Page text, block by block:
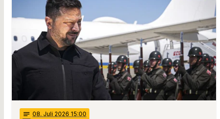
notes 08. Juli 2026 15:00